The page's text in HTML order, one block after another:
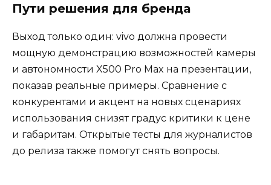
Пути решения для бренда
Выход только один: vivo должна провести
мощную демонстрацию возможностей камеры
и автономности X500 Pro Max на презентации,
показав реальные примеры. Сравнение с
конкурентами и акцент на новых сценариях
использования снизят градус критики к цене
и габаритам. Открытые тесты для журналистов
до релиза также помогут снять вопросы.